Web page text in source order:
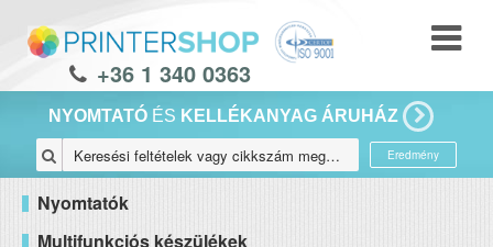
+36 1 340 0363
NYOMTATÓ ÉS KELLÉKANYAG ÁRUHÁZ
Eredmény
Nyomtatók
Multifunkciós készülékek